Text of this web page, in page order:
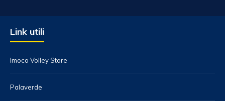
Link utili
Imoco Volley Store
Palaverde